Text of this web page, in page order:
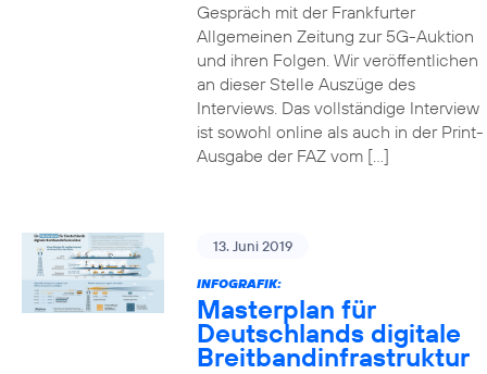
Gespräch mit der Frankfurter
Allgemeinen Zeitung zur 5G-Auktion
und ihren Folgen. Wir veröffentlichen
an dieser Stelle Auszüge des
Interviews. Das vollständige Interview
ist sowohl online als auch in der Print-
Ausgabe der FAZ vom […]
13. Juni 2019
INFOGRAFIK:
Masterplan für
Deutschlands digitale
Breitbandinfrastruktur